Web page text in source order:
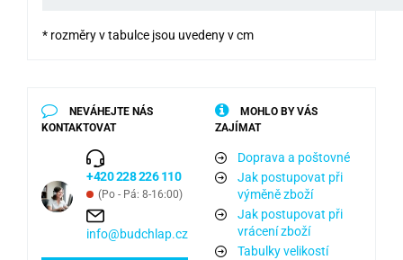
* rozměry v tabulce jsou uvedeny v cm
NEVÁHEJTE NÁS
KONTAKTOVAT
+420 228 226 110
(Po - Pá: 8-16:00)
info@budchlap.cz
MOHLO BY VÁS
ZAJÍMAT
Doprava a poštovné
Jak postupovat při
výměně zboží
Jak postupovat při
vrácení zboží
Tabulky velikostí